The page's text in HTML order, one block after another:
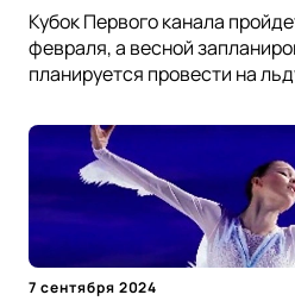
Кубок Первого канала
февраля, а весной
планируется провести на
7 сентября 2024